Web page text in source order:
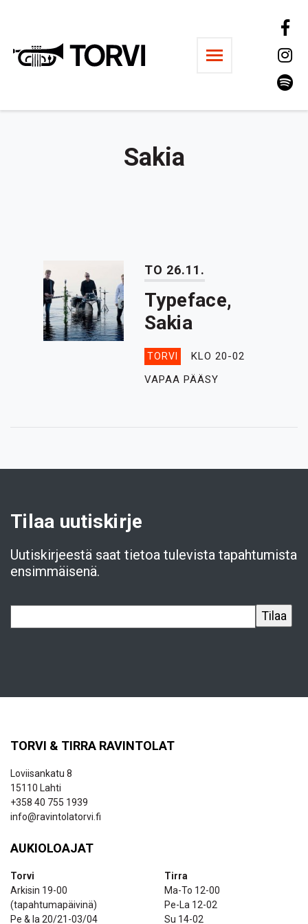
Ravintola Torvi
Sakia
TO 26.11.
Typeface,
Sakia
TORVI
KLO 20-02
VAPAA PÄÄSY
Tilaa uutiskirje
Uutiskirjeestä saat tietoa tulevista tapahtumista
ensimmäisenä.
TORVI & TIRRA RAVINTOLAT
Loviisankatu 8
15110 Lahti
+358 40 755 1939
info@ravintolatorvi.fi
AUKIOLOAJAT
Torvi
Arkisin 19-00
(tapahtumapäivinä)
Pe & la 20/21-03/04
Tirra
Ma-To 12-00
Pe-La 12-02
Su 14-02